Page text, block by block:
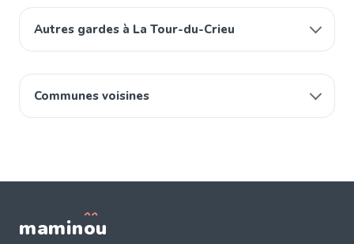
Autres gardes à La Tour-du-Crieu
Communes voisines
maminou